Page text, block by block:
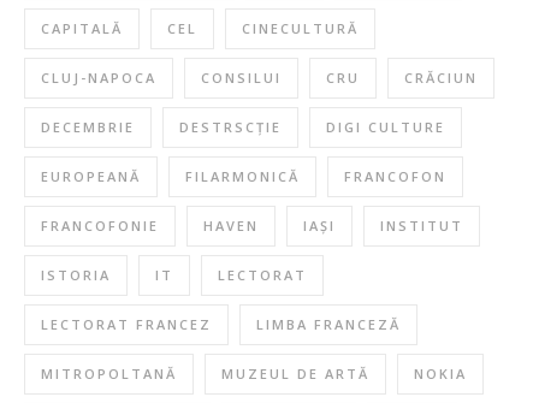
CAPITALĂ CEL CINECULTURĂ
CLUJ-NAPOCA CONSILUI CRU CRĂCIUN
DECEMBRIE DESTRSCȚIE DIGI CULTURE
EUROPEANĂ FILARMONICĂ FRANCOFON
FRANCOFONIE HAVEN IAȘI INSTITUT
ISTORIA IT LECTORAT
LECTORAT FRANCEZ LIMBA FRANCEZĂ
MITROPOLTANĂ MUZEUL DE ARTĂ NOKIA